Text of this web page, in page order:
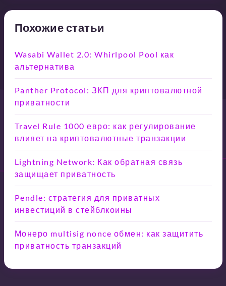
Похожие статьи
Wasabi Wallet 2.0: Whirlpool Pool как
альтернатива
Panther Protocol: ЗКП для криптовалютной
приватности
Travel Rule 1000 евро: как регулирование
влияет на криптовалютные транзакции
Lightning Network: Как обратная связь
защищает приватность
Pendle: стратегия для приватных
инвестиций в стейблкоины
Монеро multisig nonce обмен: как защитить
приватность транзакций